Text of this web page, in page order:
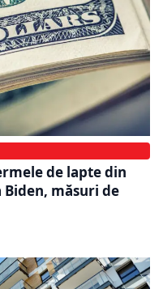
de lapte din
măsuri de